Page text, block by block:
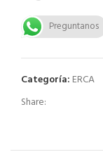
Preguntanos
Categoría: ERCA
Share: